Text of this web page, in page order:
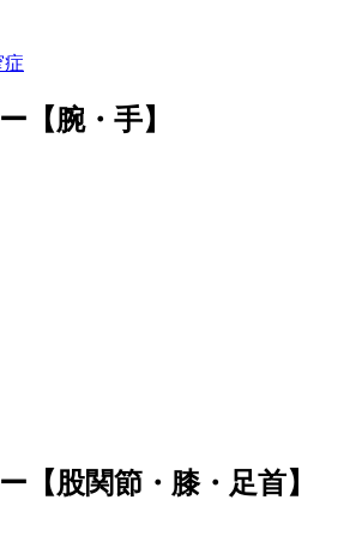
症
【腕・手】
【股関節・膝・足首】